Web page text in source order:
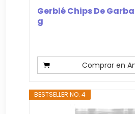
Gerblé Chips De
g
Comprar en
BESTSELLER NO. 4